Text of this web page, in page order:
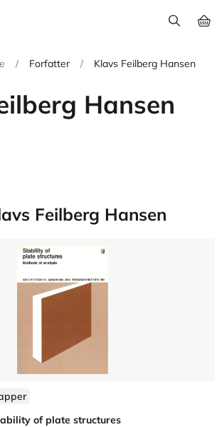
/ Forfatter / Klavs Feilberg Hansen
Hansen
Feilberg Hansen
of plate structures